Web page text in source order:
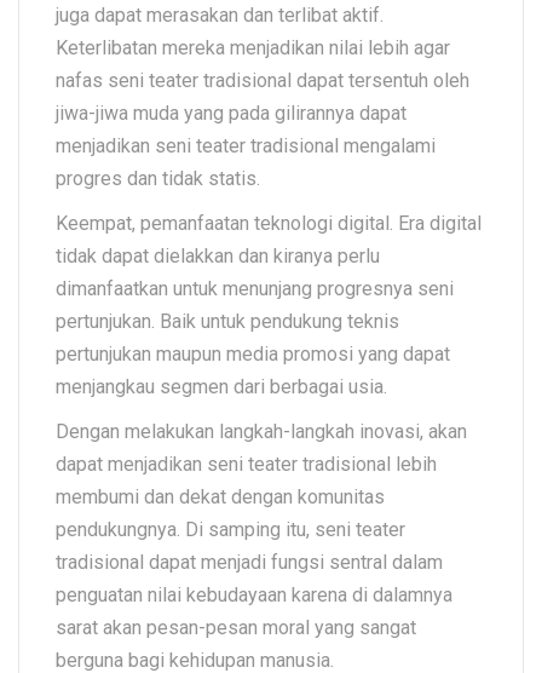
juga dapat merasakan dan terlibat aktif.
Keterlibatan mereka menjadikan nilai lebih agar
nafas seni teater tradisional dapat tersentuh oleh
jiwa-jiwa muda yang pada gilirannya dapat
menjadikan seni teater tradisional mengalami
progres dan tidak statis.
Keempat, pemanfaatan teknologi digital. Era digital
tidak dapat dielakkan dan kiranya perlu
dimanfaatkan untuk menunjang progresnya seni
pertunjukan. Baik untuk pendukung teknis
pertunjukan maupun media promosi yang dapat
menjangkau segmen dari berbagai usia.
Dengan melakukan langkah-langkah inovasi, akan
dapat menjadikan seni teater tradisional lebih
membumi dan dekat dengan komunitas
pendukungnya. Di samping itu, seni teater
tradisional dapat menjadi fungsi sentral dalam
penguatan nilai kebudayaan karena di dalamnya
sarat akan pesan-pesan moral yang sangat
berguna bagi kehidupan manusia.